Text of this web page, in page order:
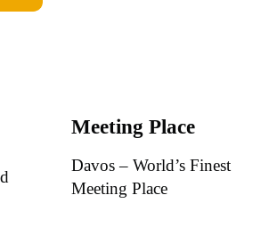
Meeting Place
Davos – World’s Finest
Meeting Place